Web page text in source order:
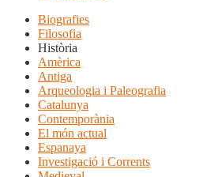
Biografies
Filosofia
Història
Amèrica
Antiga
Arqueologia i Paleografia
Catalunya
Contemporània
El món actual
Espanaya
Investigació i Corrents